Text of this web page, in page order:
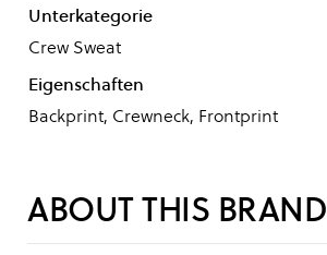
Unterkategorie
Crew Sweat
Eigenschaften
Backprint, Crewneck, Frontprint
ABOUT THIS BRAND